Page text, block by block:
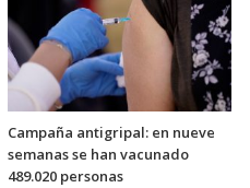
Campaña antigripal: en nueve
semanas se han vacunado
489.020 personas